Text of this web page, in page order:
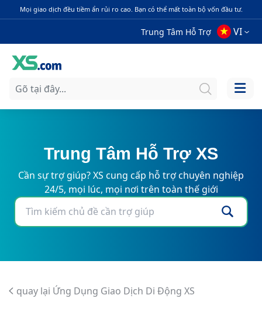
Mọi giao dịch đều tiềm ẩn rủi ro cao. Bạn có thể mất toàn bộ vốn đầu tư.
Trung Tâm Hỗ Trợ VI
Trung Tâm Hỗ Trợ XS
Cần sự trợ giúp? XS cung cấp hỗ trợ chuyên nghiệp
24/5, mọi lúc, mọi nơi trên toàn thế giới
quay lại Ứng Dụng Giao Dịch Di Động XS